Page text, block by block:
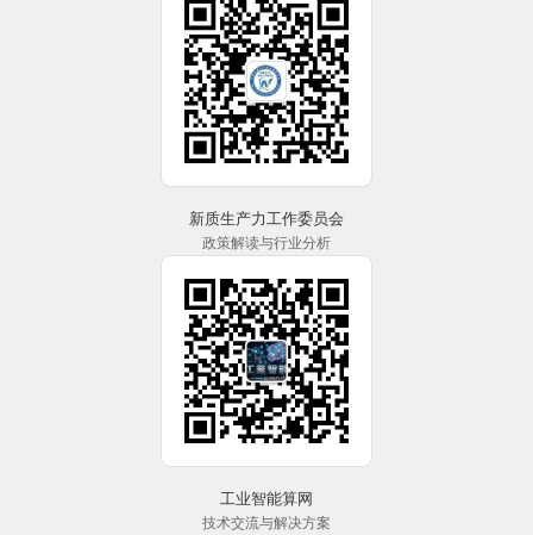
新质生产力工作委员会
政策解读与行业分析
工业智能算网
技术交流与解决方案